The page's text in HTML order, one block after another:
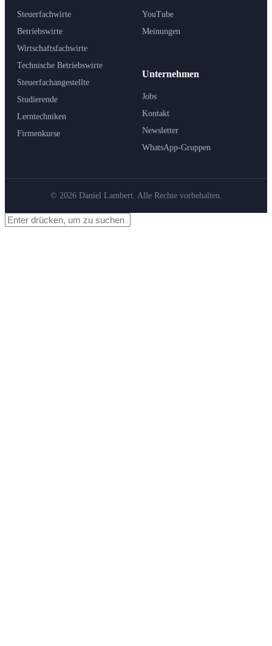
Steuerfachwirte
Betriebswirte
Wirtschaftsfachwirte
Technische Betriebswirte
Steuerfachangestellte
Studierende
Lerntechniken
Firmenkurse
YouTube
Meinungen
Unternehmen
Jobs
Kontakt
Newsletter
WhatsApp-Gruppen
© 2026 Daniel Lambert. Alle Rechte vorbehalten.